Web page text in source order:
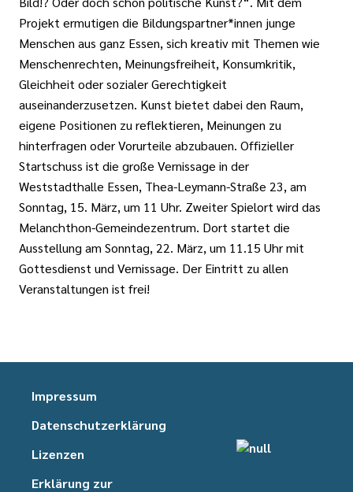
Projekt ermutigen die Bildungspartner*innen junge
Menschen aus ganz Essen, sich kreativ mit Themen wie
Menschenrechten, Meinungsfreiheit, Konsumkritik,
Gleichheit oder sozialer Gerechtigkeit
auseinanderzusetzen. Kunst bietet dabei den Raum,
eigene Positionen zu reflektieren, Meinungen zu
hinterfragen oder Vorurteile abzubauen. Offizieller
Startschuss ist die große Vernissage in der
Weststadthalle Essen, Thea-Leymann-Straße 23, am
Sonntag, 15. März, um 11 Uhr. Zweiter Spielort wird das
Melanchthon-Gemeindezentrum. Dort startet die
Ausstellung am Sonntag, 22. März, um 11.15 Uhr mit
Gottesdienst und Vernissage. Der Eintritt zu allen
Veranstaltungen ist frei!
Impressum
Datenschutzerklärung
Lizenzen
Erklärung zur